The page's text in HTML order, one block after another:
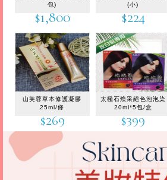
包)
$1,800
(小)
$224
山芙蓉草本修護凝膠
25ml/條
$269
太極石煥采絕色泡泡染
20ml*5包/盒
$399